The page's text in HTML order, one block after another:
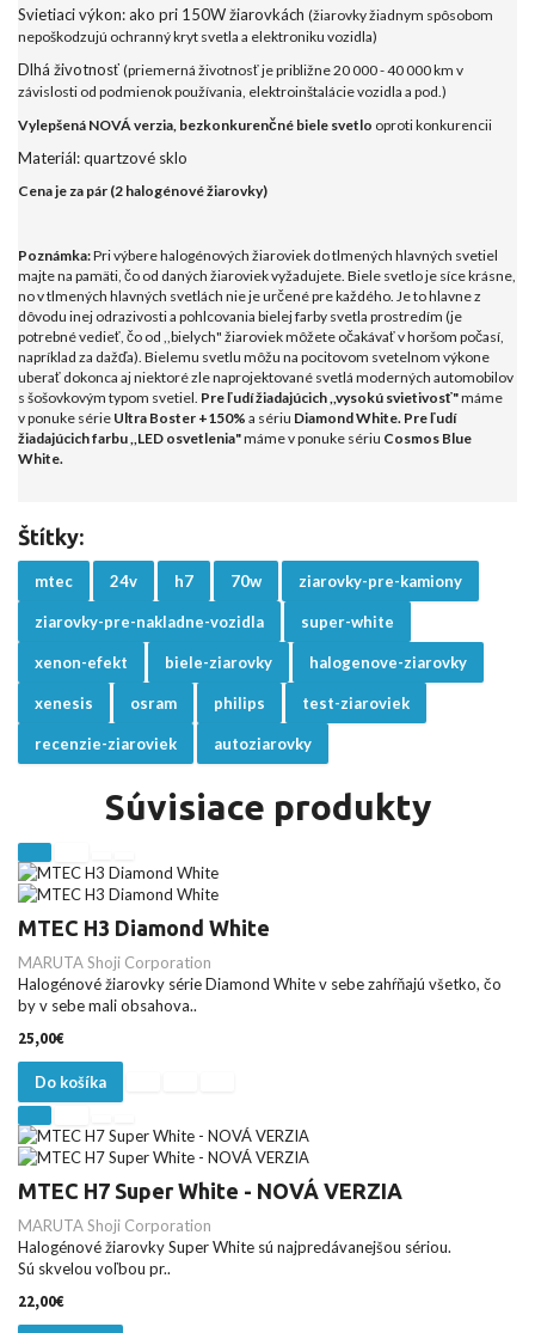
Svietiaci výkon: ako pri 150W žiarovkách (žiarovky žiadnym spôsobom
nepoškodzujú ochranný kryt svetla a elektroniku vozidla)
Dlhá životnosť (priemerná životnosť je približne 20 000 - 40 000 km v
závislosti od podmienok používania, elektroinštalácie vozidla a pod.)
Vylepšená NOVÁ verzia, bezkonkurenčné biele svetlo oproti konkurencii
Materiál: quartzové sklo
Cena je za pár (2 halogénové žiarovky)
Poznámka:Pri výbere halogénových žiaroviek do tlmených hlavných svetiel
majte na pamäti, čo od daných žiaroviek vyžadujete. Biele svetlo je síce krásne,
nov tlmených hlavných svetlách nie je určené pre každého. Je to hlavne z
dôvodu inej odrazivosti a pohlcovania bielej farby svetla prostredím (je
potrebné vedieť, čo od ,,bielych" žiaroviek môžete očakávať v horšom počasí,
napríklad za dažďa). Bielemu svetlu môžu na pocitovom svetelnom výkone
uberať dokonca aj niektoré zle naprojektované svetlá moderných automobilov
s šošovkovým typom svetiel. Pre ľudí žiadajúcich ,,vysokú svietivosť"máme
vponuke série Ultra Boster +150% a sériu Diamond White. Pre ľudí
žiadajúcich farbu ,,LED osvetlenia"máme v ponuke sériu Cosmos Blue
White.
Štítky:
mtec 24v h7 70w ziarovky-pre-kamiony
ziarovky-pre-nakladne-vozidla super-white
xenon-efekt biele-ziarovky halogenove-ziarovky
xenesis osram philips test-ziaroviek
recenzie-ziaroviek autoziarovky
Súvisiace produkty
MTEC H3 Diamond White
MARUTA Shoji Corporation
Halogénové žiarovky série Diamond White v sebe zahŕňajú všetko, čo
by v sebe mali obsahova..
25,00€
Do košíka
MTEC H7 Super White - NOVÁ VERZIA
MARUTA Shoji Corporation
Halogénové žiarovky Super White sú najpredávanejšou sériou.
Sú skvelou voľbou pr..
22,00€